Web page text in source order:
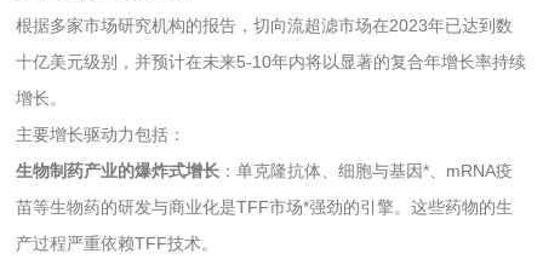
根据多家市场研究机构的报告，切向流超滤市场在2023年已达到数
十亿美元级别，并预计在未来5-10年内将以显著的复合年增长率持续
增长。
主要增长驱动力包括：
生物制药产业的爆炸式增长 ：单克隆抗体、细胞与基因*、mRNA疫
苗等生物药的研发与商业化是TFF市场*强劲的引擎。这些药物的生
产过程严重依赖TFF技术。